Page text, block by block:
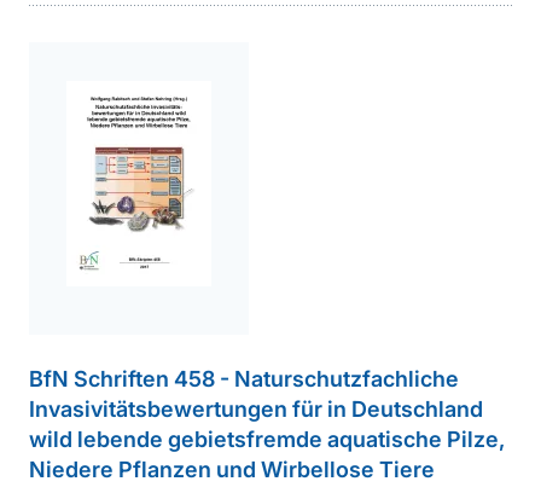
BfN Schriften 458 - Naturschutzfachliche
Invasivitätsbewertungen für in Deutschland
wild lebende gebietsfremde aquatische Pilze,
Niedere Pflanzen und Wirbellose Tiere